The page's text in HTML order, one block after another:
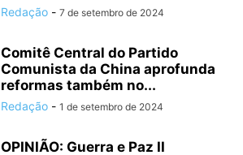
Redação - 7 de setembro de 2024
Comitê Central do Partido
Comunista da China aprofunda
reformas também no...
Redação - 1 de setembro de 2024
OPINIÃO: Guerra e Paz II